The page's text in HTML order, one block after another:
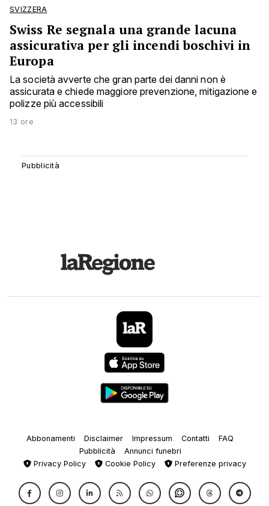
SVIZZERA
Swiss Re segnala una grande lacuna
assicurativa per gli incendi boschivi in
Europa
La società avverte che gran parte dei danni non è
assicurata e chiede maggiore prevenzione, mitigazione e
polizze più accessibili
13 ore
Abbonamenti Disclaimer Impressum Contatti
FAQ
Pubblicità
Annunci funebri
Privacy Policy
Cookie Policy Preferenze privacy